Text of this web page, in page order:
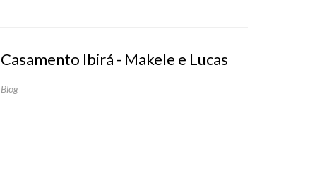
Casamento Ibirá - Makele e Lucas
Blog